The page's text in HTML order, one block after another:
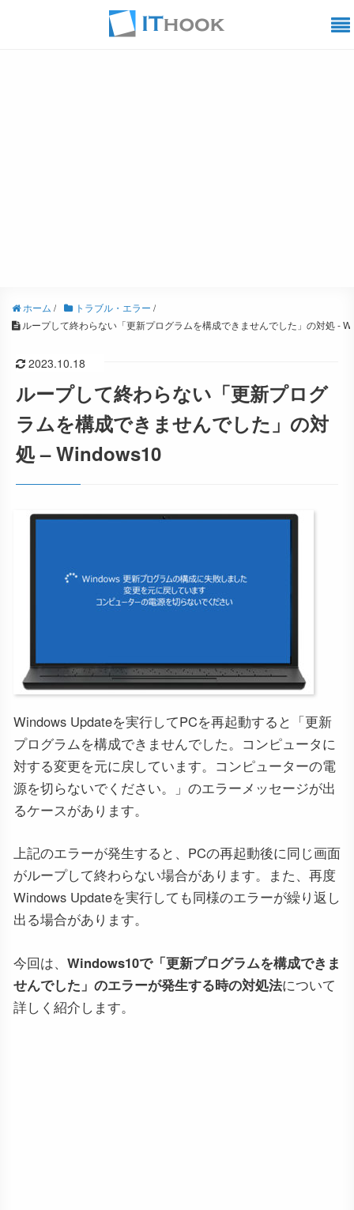
ホーム / トラブル・エラー /
ループして終わらない「更新プログラムを構成できませんでした」の対処 -
2023.10.18
ループして終わらない「更新プログ
ラムを構成できませんでした」の対
処 – Windows10
Windows Updateを実行してPCを再起動すると「更新
プログラムを構成できませんでした。コンピュータに
対する変更を元に戻しています。コンピューターの電
源を切らないでください。」のエラーメッセージが出
るケースがあります。
上記のエラーが発生すると、PCの再起動後に同じ画面
がループして終わらない場合があります。また、再度
Windows Updateを実行しても同様のエラーが繰り返し
出る場合があります。
今回は、 Windows10で「更新プログラムを構成できま
せんでした」のエラーが発生する時の対処法について
詳しく紹介します。